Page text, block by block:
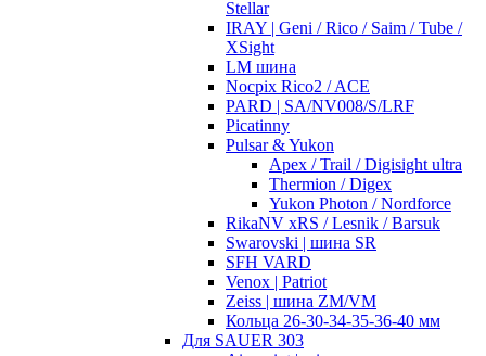
Stellar
IRAY | Geni / Rico / Saim / Tube /
XSight
LM шина
Nocpix Rico2 / ACE
PARD | SA/NV008/S/LRF
Picatinny
Pulsar & Yukon
Apex / Trail / Digisight ultra
Thermion / Digex
Yukon Photon / Nordforce
RikaNV xRS / Lesnik / Barsuk
Swarovski | шина SR
SFH VARD
Venox | Patriot
Zeiss | шина ZM/VM
Кольца 26-30-34-35-36-40 мм
Для SAUER 303